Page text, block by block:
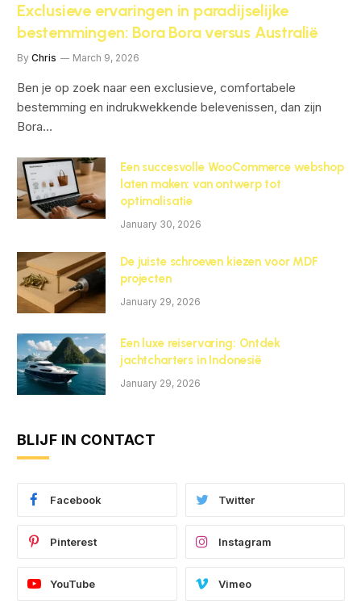
Exclusieve ervaringen in paradijselijke
bestemmingen: Bora Bora versus Australië
By Chris March 9, 2026
Ben je op zoek naar een exclusieve, comfortabele
bestemming en indrukwekkende belevenissen, dan zijn
Bora…
Een succesvolle WooCommerce webshop
laten maken: van ontwerp tot
optimalisatie
January 30, 2026
De juiste schroeven kiezen voor MDF
projecten
January 29, 2026
Een luxe reiservaring: Ontdek
jachtcharters in Indonesië
January 29, 2026
BLIJF IN CONTACT
Facebook Twitter
Pinterest Instagram
YouTube Vimeo